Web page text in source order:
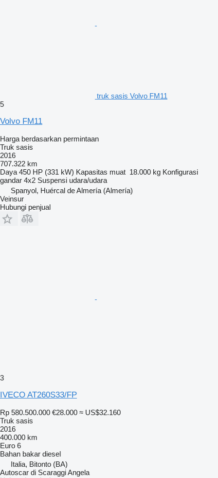
truk sasis Volvo FM11
5
Volvo FM11
Harga berdasarkan permintaan
Truk sasis
2016
707.322 km
Daya 450 HP (331 kW) Kapasitas muat 18.000 kg Konfigurasi
gandar 4x2 Suspensi udara/udara
Spanyol, Huércal de Almería (Almería)
Veinsur
Hubungi penjual
3
IVECO AT260S33/FP
Rp 580.500.000 €28.000 ≈ US$32.160
Truk sasis
2016
400.000 km
Euro 6
Bahan bakar diesel
Italia, Bitonto (BA)
Autoscar di Scaraggi Angela